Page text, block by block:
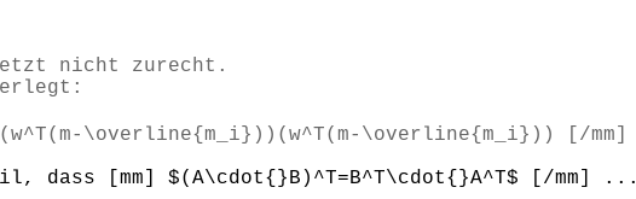
jetzt nicht zurecht.
\overline{m_i}))(w^T(m-\overline{m_i})) [/mm]
dass [mm] $(A\cdot{}B)^T=B^T\cdot{}A^T$ [/mm] ...